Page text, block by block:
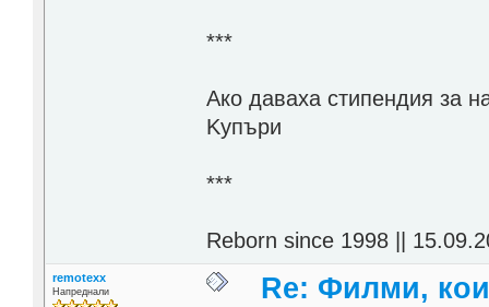
***
Aко даваха стипендия за
Kупъри
***
Reborn since 1998 ||
remotexx
Напреднали Re: Филми,